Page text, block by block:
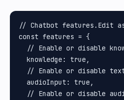
// Chatbot features.Edit as
const features = {
// Enable or disable
  knowledge: true,
// Enable or disable
  audioInput: true,
// Enable or disable